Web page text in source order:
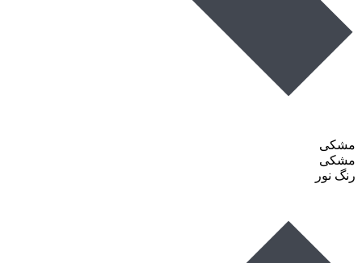
مشکی
مشکی
رنگ نور